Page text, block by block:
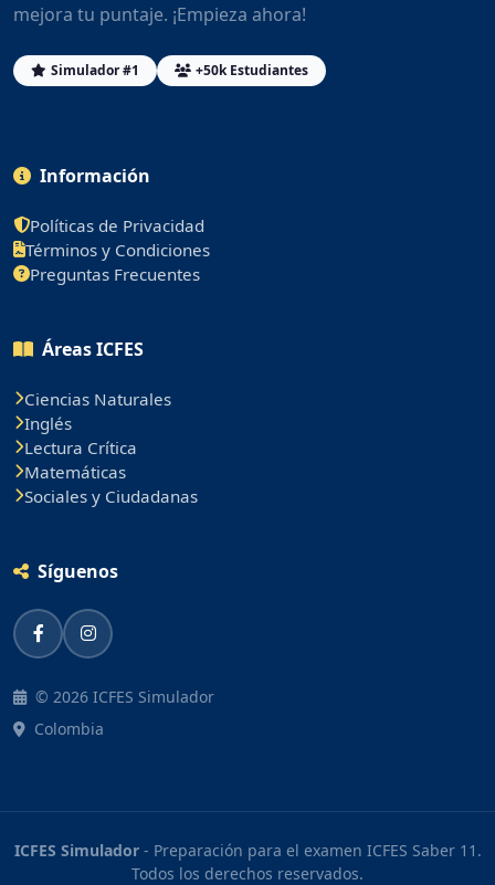
mejora tu puntaje. ¡Empieza ahora!
Simulador #1 +50k Estudiantes
Información
Políticas de Privacidad
Términos y Condiciones
Preguntas Frecuentes
Áreas ICFES
Ciencias Naturales
Inglés
Lectura Crítica
Matemáticas
Sociales y Ciudadanas
Síguenos
© 2026 ICFES Simulador
Colombia
ICFES Simulador- Preparación para el examen ICFES Saber 11.
Todos los derechos reservados.